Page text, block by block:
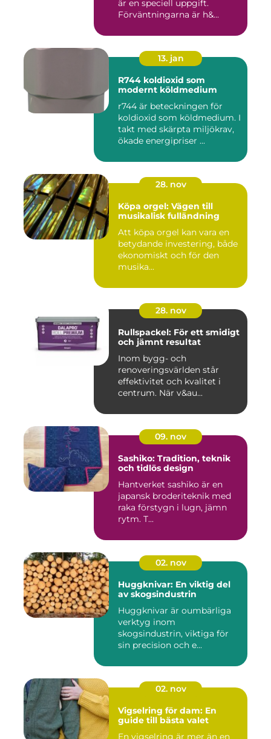
är en speciell uppgift.
Förväntningarna är h&...
13. jan
R744 koldioxid som
modernt köldmedium
r744 är beteckningen för
koldioxid som köldmedium. I
takt med skärpta miljökrav,
ökade energipriser ...
28. nov
Köpa orgel: Vägen till
musikalisk fulländning
Att köpa orgel kan vara en
betydande investering, både
ekonomiskt och för den
musika...
28. nov
Rullspackel: För ett smidigt
och jämnt resultat
Inom bygg- och
renoveringsvärlden står
effektivitet och kvalitet i
centrum. När v&au...
09. nov
Sashiko: Tradition, teknik
och tidlös design
Hantverket sashiko är en
japansk broderiteknik med
raka förstygn i lugn, jämn
rytm. T...
02. nov
Huggknivar: En viktig del
av skogsindustrin
Huggknivar är oumbärliga
verktyg inom
skogsindustrin, viktiga för
sin precision och e...
02. nov
Vigselring för dam: En
guide till bästa valet
En vigselring är mer än en